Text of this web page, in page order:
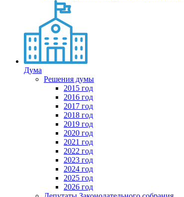
Дума
Решения думы
2015 год
2016 год
2017 год
2018 год
2019 год
2020 год
2021 год
2022 год
2023 год
2024 год
2025 год
2026 год